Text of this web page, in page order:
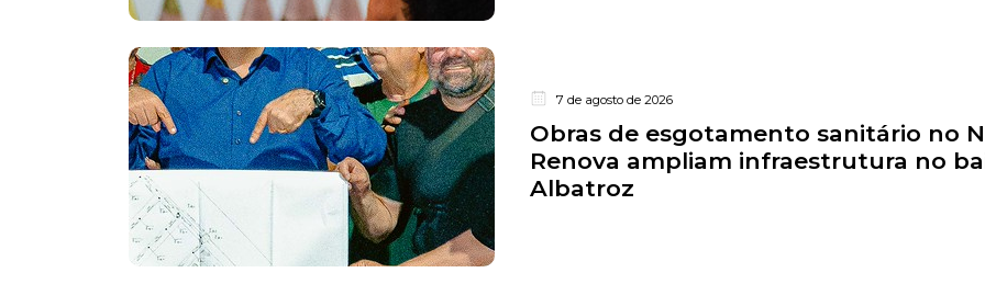
7 de agosto de 2026
Obras de esgotamento sanitário no
Renova ampliam infraestrutura no
Albatroz